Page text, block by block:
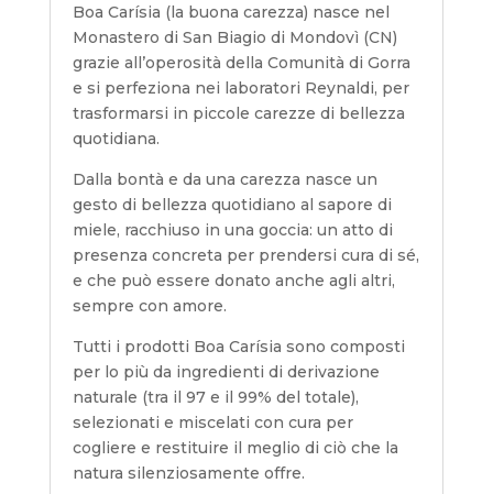
Boa Carísia (la buona carezza) nasce nel
Monastero di San Biagio di Mondovì (CN)
grazie all’operosità della Comunità di Gorra
e si perfeziona nei laboratori Reynaldi, per
trasformarsi in piccole carezze di bellezza
quotidiana.
Dalla bontà e da una carezza nasce un
gesto di bellezza quotidiano al sapore di
miele, racchiuso in una goccia: un atto di
presenza concreta per prendersi cura di sé,
e che può essere donato anche agli altri,
sempre con amore.
Tutti i prodotti Boa Carísia sono composti
per lo più da ingredienti di derivazione
naturale (tra il 97 e il 99% del totale),
selezionati e miscelati con cura per
cogliere e restituire il meglio di ciò che la
natura silenziosamente offre.